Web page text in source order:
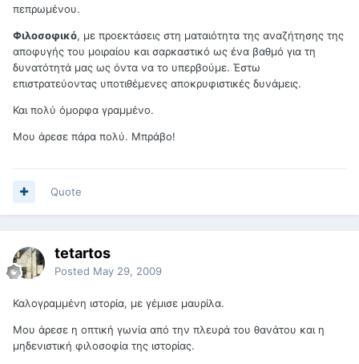
πεπρωμένου.
Φιλοσοφικό, με προεκτάσεις στη ματαιότητα της αναζήτησης της
αποφυγής του μοιραίου και σαρκαστικό ως ένα βαθμό για τη
δυνατότητά μας ως όντα να το υπερβούμε. Έστω
επιστρατεύοντας υποτιθέμενες αποκρυφιστικές δυνάμεις.
Και πολύ όμορφα γραμμένο.
Μου άρεσε πάρα πολύ. Μπράβο!
Quote
tetartos
Posted May 29, 2009
Καλογραμμένη ιστορία, με γέμισε μαυρίλα.
Μου άρεσε η οπτική γωνία από την πλευρά του θανάτου και η
μηδενιστική φιλοσοφία της ιστορίας.